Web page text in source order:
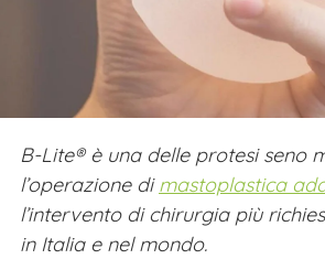
B-Lite® è una delle protesi seno
l’operazione dimastoplastica
l’intervento di chirurgia più
in Italia e nel mondo.